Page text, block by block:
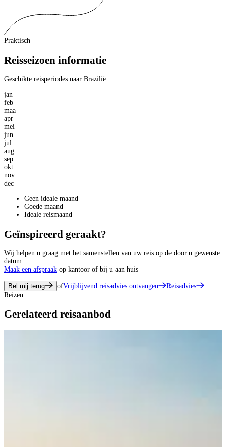
Praktisch
Reisseizoen informatie
Geschikte reisperiodes naar Brazilië
jan
feb
maa
apr
mei
jun
jul
aug
sep
okt
nov
dec
Geen ideale maand
Goede maand
Ideale reismaand
Geïnspireerd geraakt?
Wij helpen u graag met het samenstellen van uw reis op de door u gewenste
datum.
Maak een afspraak op kantoor of bij u aan huis
Bel mij terug ofVrijblijvend reisadvies ontvangen
Reisadvies
Reizen
Gerelateerd reisaanbod